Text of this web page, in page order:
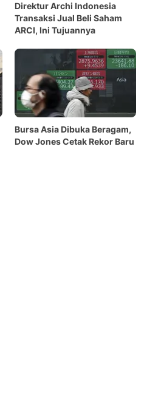
Direktur Archi Indonesia
Transaksi Jual Beli Saham
ARCI, Ini Tujuannya
Bursa Asia Dibuka Beragam,
Dow Jones Cetak Rekor Baru